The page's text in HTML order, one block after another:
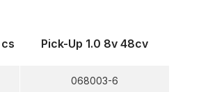
Pick-Up 1.0 8v 48cv
068003-6